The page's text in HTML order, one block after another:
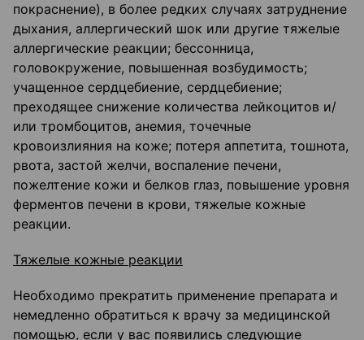
покраснение), в более редких случаях затруднение
дыхания, аллергический шок или другие тяжелые
аллергические реакции; бессонница,
головокружение, повышенная возбудимость;
учащенное сердцебиение, сердцебиение;
преходящее снижение количества лейкоцитов и/
или тромбоцитов, анемия, точечные
кровоизлияния на коже; потеря аппетита, тошнота,
рвота, застой желчи, воспаление печени,
пожелтение кожи и белков глаз, повышение уровня
ферментов печени в крови, тяжелые кожные
реакции.
Тяжелые кожные реакции
Необходимо прекратить применение препарата и
немедленно обратиться к врачу за медицинской
помощью, если у вас появились следующие